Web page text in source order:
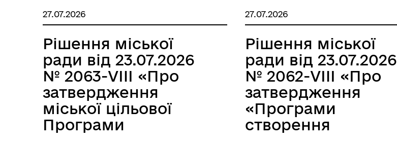
Кабінету Міністрів
України»
Регіонального
сервісного центру
Головного
сервісного центру
Міністерства
внутрішніх справ
України в Одеській,
Миколаївській та
Херсонській
27.07.2026
Рішення міської
ради від 23.07.2026
№ 2063-VIII «Про
затвердження
міської цільової
Програми
27.07.2026
Рішення міської
ради від 23.07.2026
№ 2062-VIII «Про
затвердження
«Програми
створення